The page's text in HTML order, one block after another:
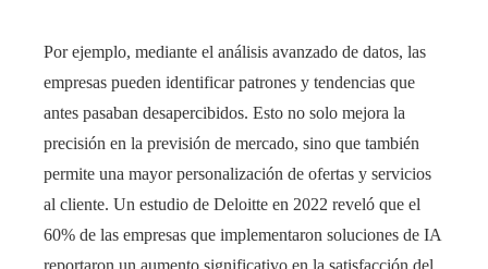
Por ejemplo, mediante el análisis avanzado de datos, las
empresas pueden identificar patrones y tendencias que
antes pasaban desapercibidos. Esto no solo mejora la
precisión en la previsión de mercado, sino que también
permite una mayor personalización de ofertas y servicios
al cliente. Un estudio de Deloitte en 2022 reveló que el
60% de las empresas que implementaron soluciones de IA